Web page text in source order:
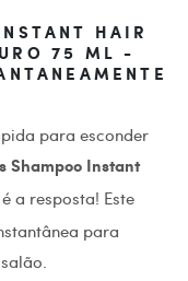
HAIR
75 ML -
para esconder
Shampoo Instant
é a resposta! Este
para